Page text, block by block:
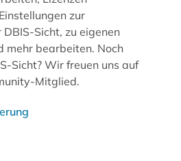
zur
Sicht, zu eigenen
mehr bearbeiten. Noch
Sicht? Wir freuen uns auf
Mitglied.